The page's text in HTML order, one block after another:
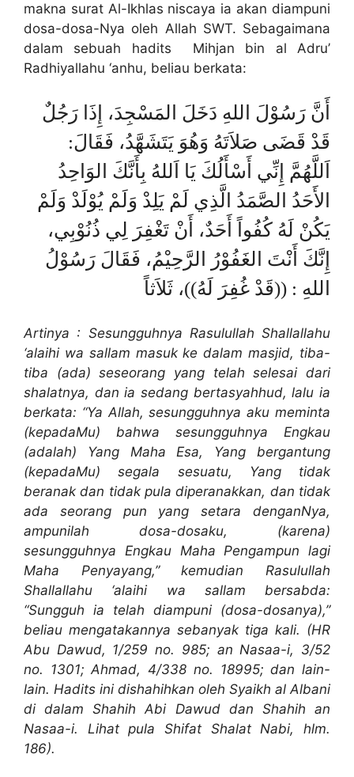
makna surat Al-Ikhlas niscaya ia akan diampuni
dosa-dosa-Nya oleh Allah SWT. Sebagaimana
dalam sebuah hadits Mihjan bin al Adru’
Radhiyallahu ‘anhu, beliau berkata:
أَنَّ رَسُوْلَ اللهِ دَخَلَ المَسْجِدَ، إِذَا رَجُلٌ
قَدْ قَضَى صَلاَتَهُ وَهُوَ يَتَشَهَّدُ، فَقَالَ:
اَللَّهُمَّ إِنِّي أَسْأَلُكَ يَا اَللهُ بِأَنَّكَ الوَاحِدُ
الأَحَدُ الصَّمَدُ الَّذِي لَمْ يَلِدْ وَلَمْ يُوْلَدْ وَلَمْ
يَكُنْ لَهُ كُفُواً أَحَدٌ، أَنْ تَغْفِرَ لِي ذُنُوْبِي،
إِنَّكَ أَنْتَ الغَفُوْرُ الرَّحِيْمُ، فَقَالَ رَسُوْلُ
اللهِ : ((قَدْ غُفِرَ لَهُ))، ثَلاَثاً
Artinya : Sesungguhnya Rasulullah Shallallahu
‘alaihi wa sallam masuk ke dalam masjid, tiba-
tiba (ada) seseorang yang telah selesai dari
shalatnya, dan ia sedang bertasyahhud, lalu ia
berkata: “Ya Allah, sesungguhnya aku meminta
(kepadaMu) bahwa sesungguhnya Engkau
(adalah) Yang Maha Esa, Yang bergantung
(kepadaMu) segala sesuatu, Yang tidak
beranak dan tidak pula diperanakkan, dan tidak
ada seorang pun yang setara denganNya,
ampunilah dosa-dosaku, (karena)
sesungguhnya Engkau Maha Pengampun lagi
Maha Penyayang,” kemudian Rasulullah
Shallallahu ‘alaihi wa sallam bersabda:
“Sungguh ia telah diampuni (dosa-dosanya),”
beliau mengatakannya sebanyak tiga kali. (HR
Abu Dawud, 1/259 no. 985; an Nasaa-i, 3/52
no. 1301; Ahmad, 4/338 no. 18995; dan lain-
lain. Hadits ini dishahihkan oleh Syaikh al Albani
di dalam Shahih Abi Dawud dan Shahih an
Nasaa-i. Lihat pula Shifat Shalat Nabi, hlm.
186).